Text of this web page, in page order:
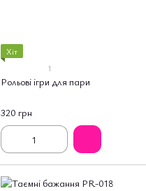
Хіт
1
Рольові ігри для пари
320 грн